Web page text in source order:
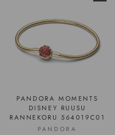
PANDORA MOMENTS
DISNEY RUUSU
RANNEKORU 564019C01
PANDORA